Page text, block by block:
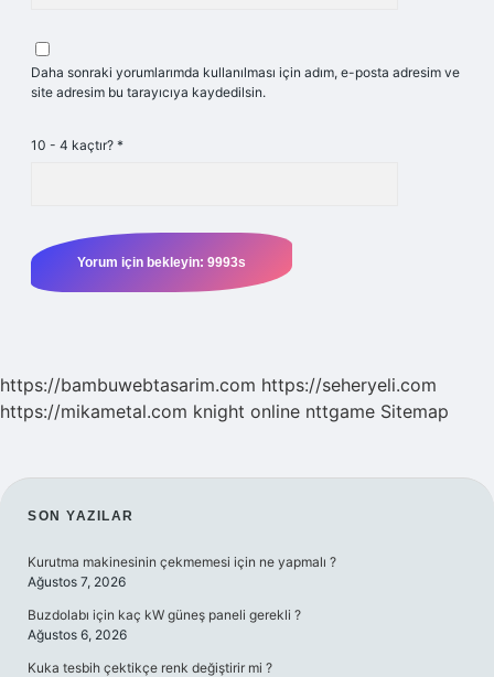
Daha sonraki yorumlarımda kullanılması için adım, e-posta adresim ve
site adresim bu tarayıcıya kaydedilsin.
10 - 4 kaçtır? *
https://bambuwebtasarim.com https://seheryeli.com
https://mikametal.com knight online nttgame Sitemap
SIDEBAR
SON YAZILAR
Kurutma makinesinin çekmemesi için ne yapmalı ?
Ağustos 7, 2026
Buzdolabı için kaç kW güneş paneli gerekli ?
Ağustos 6, 2026
Kuka tesbih çektikçe renk değiştirir mi ?